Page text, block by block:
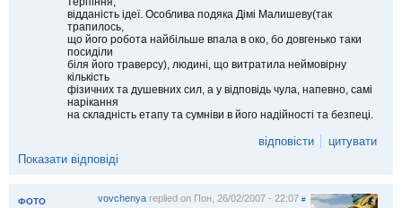
відданість ідеї. Особлива подяка Дімі Малишеву(так
трапилось,
що його робота найбільше впала в око, бо довгенько таки
посиділи
біля його траверсу), людині, що витратила неймовірну
кількість
фізичних та душевних сил, а у відповідь чула, напевно, самі
нарікання
на складність етапу та сумніви в його надійності та безпеці.
відповісти
цитувати
Показати відповіді
ФОТО vovchenyareplied on Пон, 26/02/2007 - 22:07 #